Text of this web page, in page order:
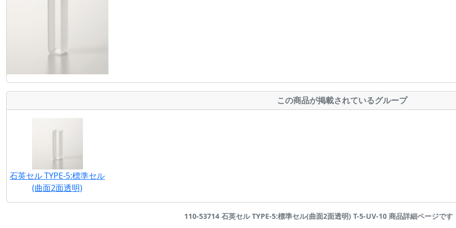
この商品が掲載されているグループ
石英セル TYPE-5:標準セル
(曲面2面透明)
110-53714 石英セル TYPE-5:標準セル(曲面2面透明) T-5-UV-10 商品詳細ページで